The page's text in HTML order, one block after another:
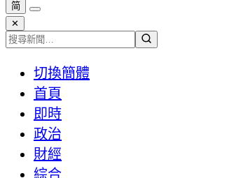
简
✕
切換簡體
首頁
即時
政治
財經
綜合